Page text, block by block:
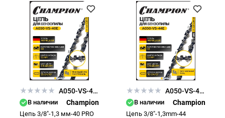
A050-VS-40E
В наличии Champion
Цепь 3/8"-1,3 мм-40 PRO
A050-VS-44E
В наличии Champion
Цепь 3/8"-1,3mm-44